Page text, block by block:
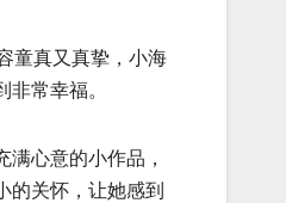
童真又真挚，小海
常幸福。
心意的小作品，
的关怀，让她感到